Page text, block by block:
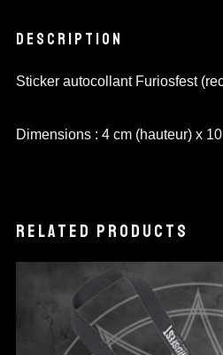
DESCRIPTION
Sticker autocollant Furiosfest
Dimensions : 4 cm (hauteur) x
RELATED PRODUCTS